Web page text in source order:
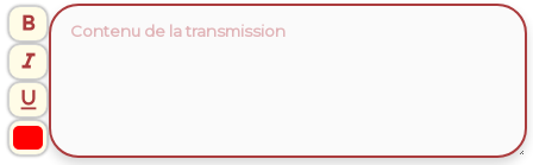


